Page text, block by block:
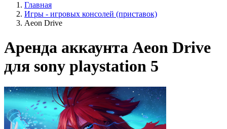
Главная
Игры - игровых консолей (приставок)
Aeon Drive
Аренда аккаунта Aeon Drive
для sony playstation 5